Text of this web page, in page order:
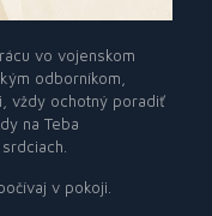
vo vojenskom
odborníkom,
vždy ochotný poradiť
na Teba
v pokoji.